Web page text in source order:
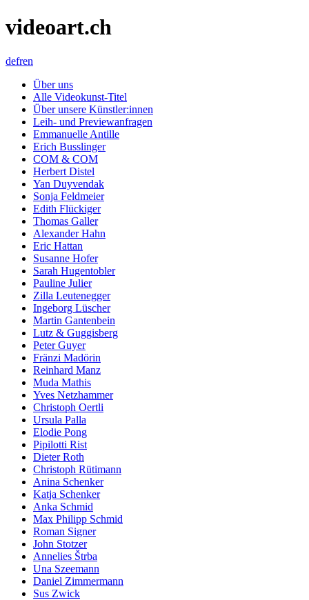
videoart.ch
defren
Über uns
Alle Videokunst-Titel
Über unsere Künstler:innen
Leih- und Previewanfragen
Emmanuelle Antille
Erich Busslinger
COM & COM
Herbert Distel
Yan Duyvendak
Sonja Feldmeier
Edith Flückiger
Thomas Galler
Alexander Hahn
Eric Hattan
Susanne Hofer
Sarah Hugentobler
Pauline Julier
Zilla Leutenegger
Ingeborg Lüscher
Martin Gantenbein
Lutz & Guggisberg
Peter Guyer
Fränzi Madörin
Reinhard Manz
Muda Mathis
Yves Netzhammer
Christoph Oertli
Ursula Palla
Elodie Pong
Pipilotti Rist
Dieter Roth
Christoph Rütimann
Anina Schenker
Katja Schenker
Anka Schmid
Max Philipp Schmid
Roman Signer
John Stotzer
Annelies Štrba
Una Szeemann
Daniel Zimmermann
Sus Zwick